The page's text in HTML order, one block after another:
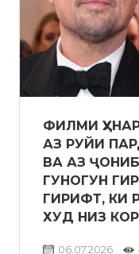
06.07.2026
ФИЛМИ
АЗ РУЙИ
ВА АЗ
ГУНОГУН
ГИРИФТ, КИ
ХУД НИЗ